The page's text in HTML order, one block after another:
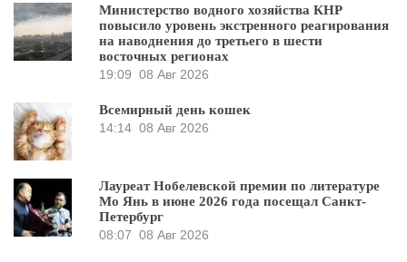
Министерство водного хозяйства КНР
повысило уровень экстренного реагирования
на наводнения до третьего в шести
восточных регионах
19:09 08 Авг 2026
Всемирный день кошек
14:14 08 Авг 2026
Лауреат Нобелевской премии по литературе
Мо Янь в июне 2026 года посещал Санкт-
Петербург
08:07 08 Авг 2026